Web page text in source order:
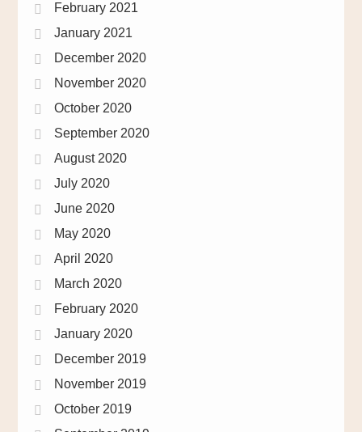
February 2021
January 2021
December 2020
November 2020
October 2020
September 2020
August 2020
July 2020
June 2020
May 2020
April 2020
March 2020
February 2020
January 2020
December 2019
November 2019
October 2019